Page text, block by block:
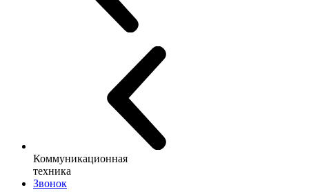
Коммуникационная
техника
Звонок